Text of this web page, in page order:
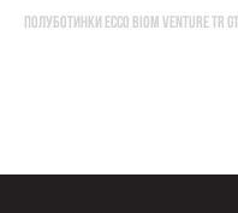
ПОЛУБОТИНКИ ECCO BIOM VENTURE